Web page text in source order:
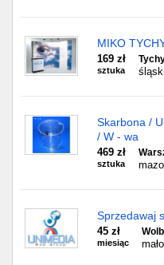
MIKO
169 zł
sztuka
Skarbona /
/ W - wa
469 zł
sztuka
Sprzedawaj
45 zł
miesiąc